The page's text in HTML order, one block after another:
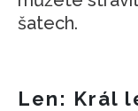
šatech.
Len: Král